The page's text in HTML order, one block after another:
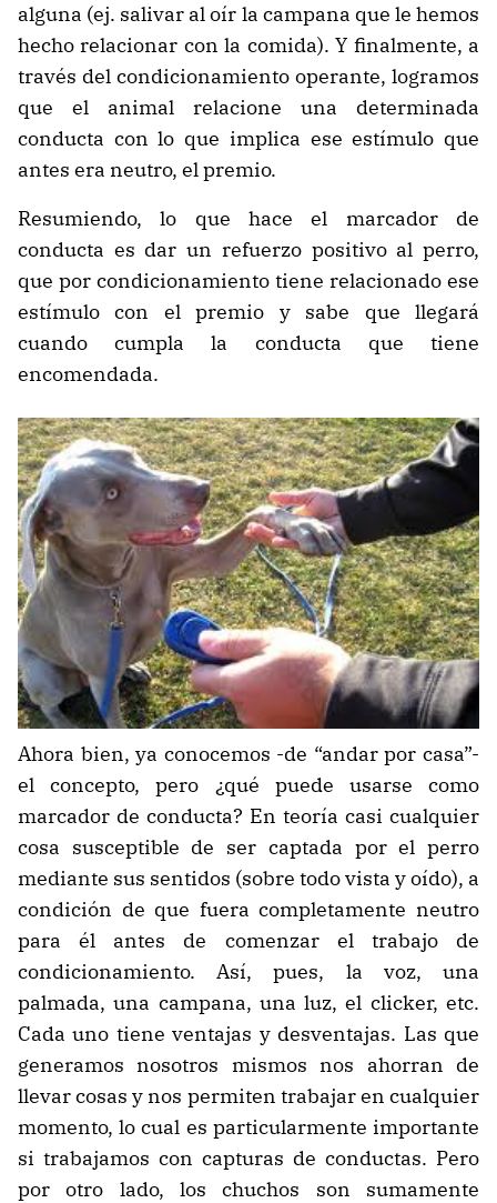
alguna (ej. salivar al oír la campana que le hemos
hecho relacionar con la comida). Y finalmente, a
través del condicionamiento operante, logramos
que el animal relacione una determinada
conducta con lo que implica ese estímulo que
antes era neutro, el premio.
Resumiendo, lo que hace el marcador de
conducta es dar un refuerzo positivo al perro,
que por condicionamiento tiene relacionado ese
estímulo con el premio y sabe que llegará
cuando cumpla la conducta que tiene
encomendada.
Ahora bien, ya conocemos -de “andar por casa”-
el concepto, pero ¿qué puede usarse como
marcador de conducta? En teoría casi cualquier
cosa susceptible de ser captada por el perro
mediante sus sentidos (sobre todo vista y oído), a
condición de que fuera completamente neutro
para él antes de comenzar el trabajo de
condicionamiento. Así, pues, la voz, una
palmada, una campana, una luz, el clicker, etc.
Cada uno tiene ventajas y desventajas. Las que
generamos nosotros mismos nos ahorran de
llevar cosas y nos permiten trabajar en cualquier
momento, lo cual es particularmente importante
si trabajamos con capturas de conductas. Pero
por otro lado, los chuchos son sumamente